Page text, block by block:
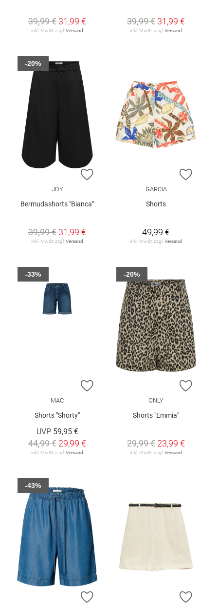
39,99 € 31,99 €
inkl. MwSt. zzgl. Versand
39,99 € 31,99 €
inkl. MwSt. zzgl. Versand
ZUR WUNSCHLISTE HINZUFÜGEN
JDY
Bermudashorts "Bianca"
39,99 € 31,99 €
inkl. MwSt. zzgl.Versand
-20%
ZUR
GARCIA
Shorts
49,99 €
inkl. MwSt. zzgl.Versand
ZUR WUNSCHLISTE HINZUFÜGEN
MAC
Shorts "Shorty"
UVP 59,95 €
44,99 € 29,99 €
inkl. MwSt. zzgl.Versand
-33%
ZUR
ONLY
Shorts "Emmia"
29,99 € 23,99 €
inkl. MwSt. zzgl.Versand
-20%
ZUR WUNSCHLISTE HINZUFÜGEN
-43%
ZUR